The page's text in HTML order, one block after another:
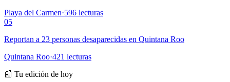
Playa del Carmen·596 lecturas
05
Reportan a 23 personas desaparecidas en Quintana Roo
Quintana Roo·421 lecturas
📰 Tu edición de hoy